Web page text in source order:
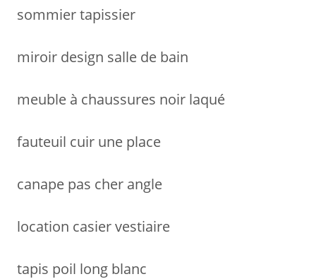
sommier tapissier
miroir design salle de bain
meuble à chaussures noir laqué
fauteuil cuir une place
canape pas cher angle
location casier vestiaire
tapis poil long blanc